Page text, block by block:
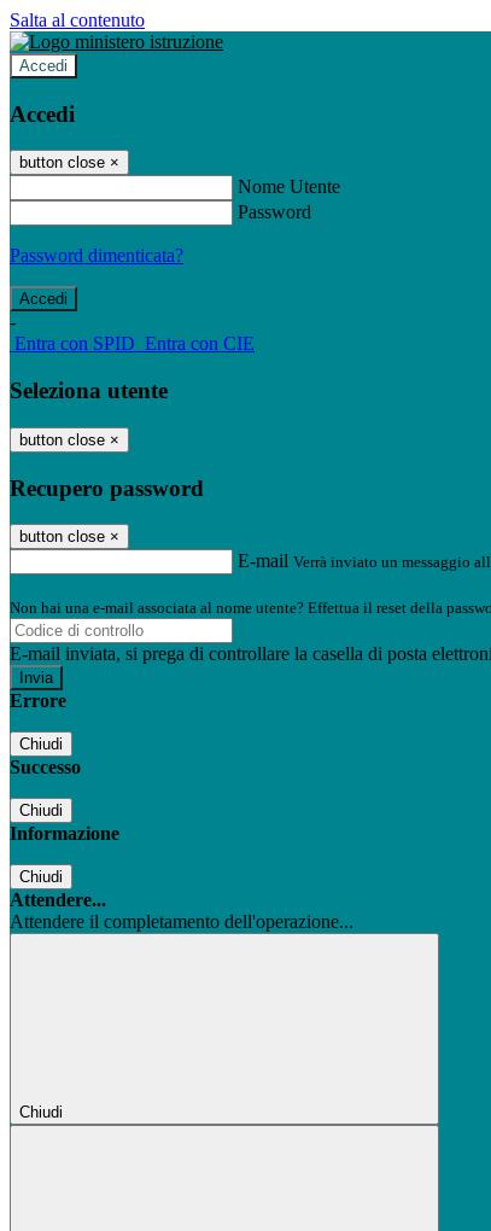
Salta al contenuto
Accedi
Accedi
button close ×
Nome Utente
Password
Password dimenticata?
-
Entra con SPID Entra con CIE
Seleziona utente
button close ×
Recupero password
button close ×
E-mail Verrà inviato un messaggio
Non hai una e-mail associata al nome utente? Effettua il reset della
E-mail inviata, si prega di controllare la casella di posta
Errore
Chiudi
Successo
Chiudi
Informazione
Chiudi
Attendere...
Attendere il completamento dell'operazione...
Chiudi